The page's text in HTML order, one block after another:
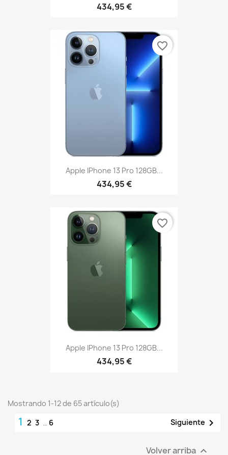
434,95 €
Apple IPhone 13 Pro 128GB...
434,95 €
favorite_border
Apple IPhone 13 Pro 128GB...
434,95 €
favorite_border
Mostrando 1-12 de 65 artículo(s)
1 2 3 … 6 Siguiente 
Volver arriba 